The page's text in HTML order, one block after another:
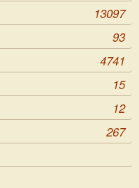
13097
93
4741
15
12
267